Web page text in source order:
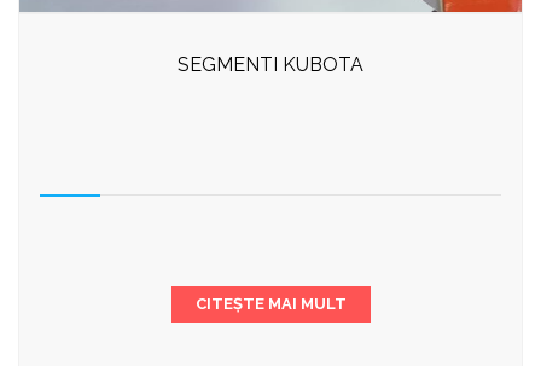
SEGMENTI KUBOTA
CITEȘTE MAI MULT